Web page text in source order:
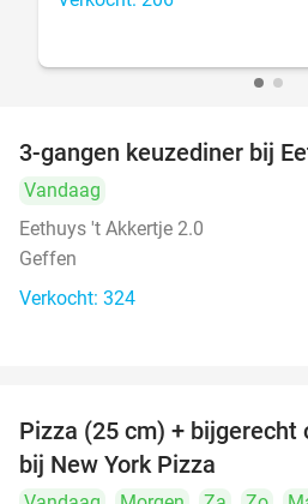
3-gangen keuzediner bij
Vandaag
Eethuys 't Akkertje 2.0
Geffen
Verkocht: 324
Pizza (25 cm) +
bij New York Pizza